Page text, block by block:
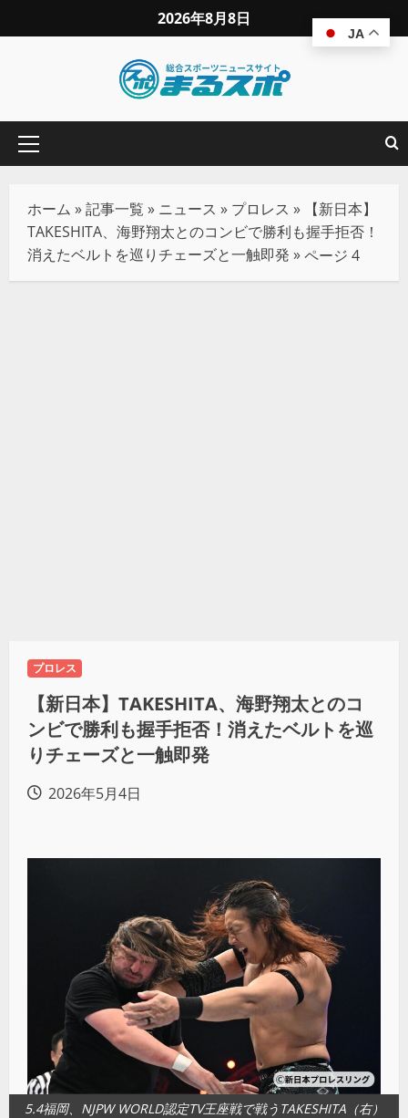
2026年8月8日
ホーム »記事一覧 » ニュース » プロレス »
【新日本】
TAKESHITA、海野翔太とのコンビで勝利も握手拒否！
消えたベルトを巡りチェーズと一触即発 »ページ 4
プロレス
【新日本】TAKESHITA、海野翔太とのコ
ンビで勝利も握手拒否！消えたベルトを巡
りチェーズと一触即発
2026年5月4日
5.4福岡、NJPW WORLD認定TV王座戦で戦うTAKESHITA（右）
JA